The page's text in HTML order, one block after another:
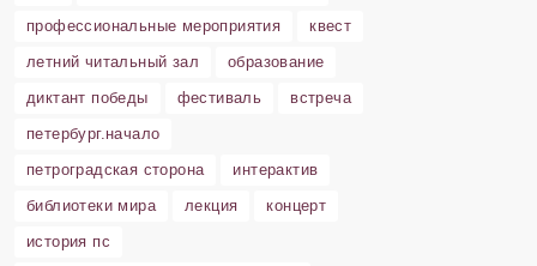
профессиональные мероприятия
квест
летний читальный зал
образование
диктант победы
фестиваль
встреча
петербург.начало
петроградская сторона
интерактив
библиотеки мира
лекция
концерт
история пс